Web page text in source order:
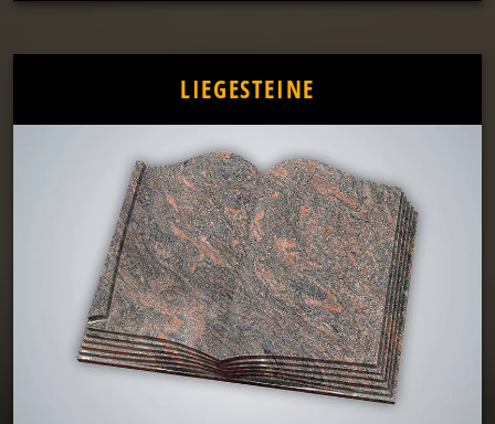
LIEGESTEINE